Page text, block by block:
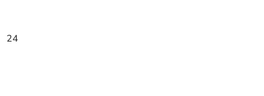
24